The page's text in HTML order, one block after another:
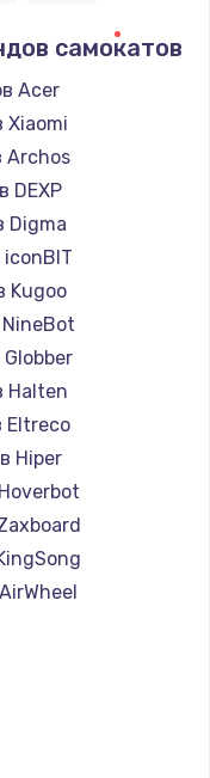
самокатов
Acer
Xiaomi
Archos
DEXP
Digma
Kugoo
Halten
Eltreco
Hiper
Joyor